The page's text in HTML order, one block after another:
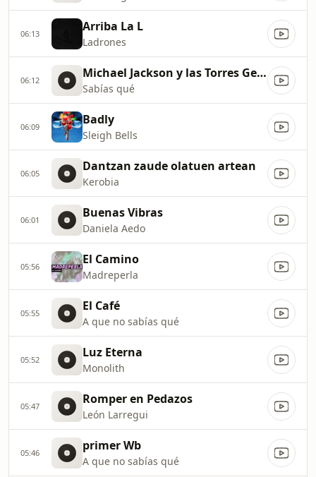
06:13 Arriba La L
Ladrones
06:12 Michael Jackson y las Torres Gemelas
Sabías qué
06:09 Badly
Sleigh Bells
06:05 Dantzan zaude olatuen artean
Kerobia
06:01 Buenas Vibras
Daniela Aedo
05:56 El Camino
Madreperla
05:55 El Café
A que no sabías qué
05:52 Luz Eterna
Monolith
05:47 Romper en Pedazos
León Larregui
05:46 primer Wb
A que no sabías qué